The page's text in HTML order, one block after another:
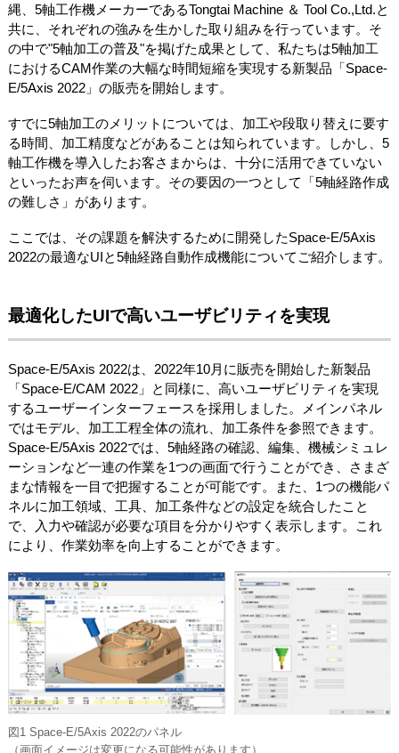
縄、5軸工作機メーカーであるTongtai Machine ＆ Tool Co.,Ltd.と
共に、それぞれの強みを生かした取り組みを行っています。そ
の中で"5軸加工の普及"を掲げた成果として、私たちは5軸加工
におけるCAM作業の大幅な時間短縮を実現する新製品「Space-
E/5Axis 2022」の販売を開始します。
すでに5軸加工のメリットについては、加工や段取り替えに要す
る時間、加工精度などがあることは知られています。しかし、5
軸工作機を導入したお客さまからは、十分に活用できていない
といったお声を伺います。その要因の一つとして「5軸経路作成
の難しさ」があります。
ここでは、その課題を解決するために開発したSpace-E/5Axis
2022の最適なUIと5軸経路自動作成機能についてご紹介します。
最適化したUIで高いユーザビリティを実現
Space-E/5Axis 2022は、2022年10月に販売を開始した新製品
「Space-E/CAM 2022」と同様に、高いユーザビリティを実現
するユーザーインターフェースを採用しました。メインパネル
ではモデル、加工工程全体の流れ、加工条件を参照できます。
Space-E/5Axis 2022では、5軸経路の確認、編集、機械シミュレ
ーションなど一連の作業を1つの画面で行うことができ、さまざ
まな情報を一目で把握することが可能です。また、1つの機能パ
ネルに加工領域、工具、加工条件などの設定を統合したこと
で、入力や確認が必要な項目を分かりやすく表示します。これ
により、作業効率を向上することができます。
図1 Space-E/5Axis 2022のパネル
（画面イメージは変更になる可能性があります）